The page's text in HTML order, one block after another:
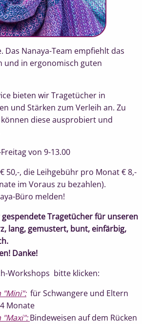
Das Nanaya-Team empfiehlt das
und in ergonomisch guten
bieten wir Tragetücher in
und Stärken zum Verleih an. Zu
diese ausprobiert und
von 9-13.00
50,-, die Leihgebühr pro Monat € 8,-
im Voraus zu bezahlen).
Büro melden!
Tragetücher für unseren
lang, gemustert, bunt, einfärbig,
Danke!
Workshops bitte klicken:
"Mini":für Schwangere und Eltern
Monate
"Maxi": Bindeweisen auf dem Rücken